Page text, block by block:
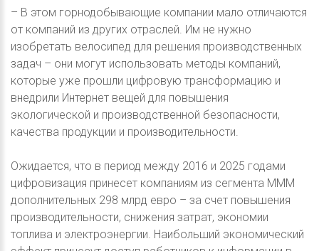
– В этом горнодобывающие компании мало отличаются
от компаний из других отраслей. Им не нужно
изобретать велосипед для решения производственных
задач – они могут использовать методы компаний,
которые уже прошли цифровую трансформацию и
внедрили Интернет вещей для повышения
экологической и производственной безопасности,
качества продукции и производительности.
Ожидается, что в период между 2016 и 2025 годами
цифровизация принесет компаниям из сегмента MMM
дополнительных 298 млрд евро – за счет повышения
производительности, снижения затрат, экономии
топлива и электроэнергии. Наибольший экономический